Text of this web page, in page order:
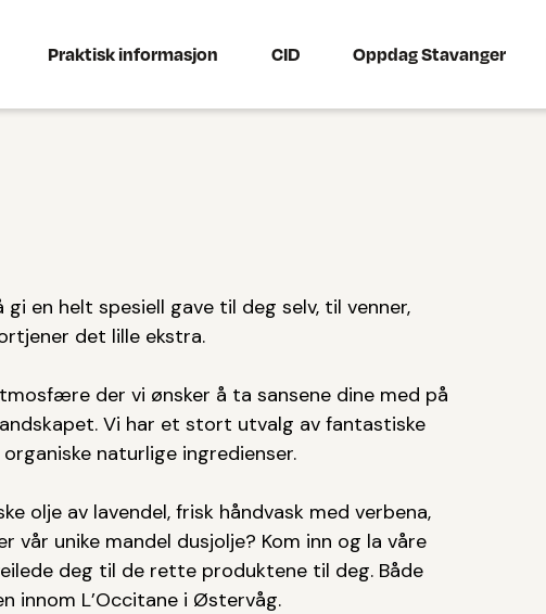
Praktisk informasjon CID Oppdag Stavanger
en helt spesiell gave til deg selv, til venner,
det lille ekstra.
der vi ønsker å ta sansene dine med på
Vi har et stort utvalg av fantastiske
naturlige ingredienser.
olje av lavendel, frisk håndvask med verbena,
vår unike mandel dusjolje? Kom inn og la våre
deg til de rette produktene til deg. Både
innom L’Occitane i Østervåg.